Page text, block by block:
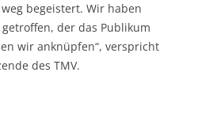
begeistert. Wir haben
der das Publikum
wir anknüpfen“, verspricht
des TMV.